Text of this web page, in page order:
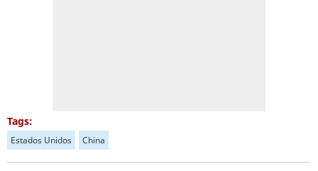
Tags:
Estados Unidos China